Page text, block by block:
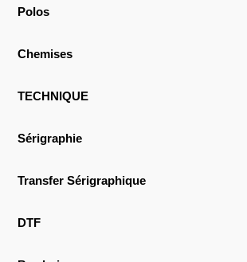
Polos
Chemises
TECHNIQUE
Sérigraphie
Transfer Sérigraphique
DTF